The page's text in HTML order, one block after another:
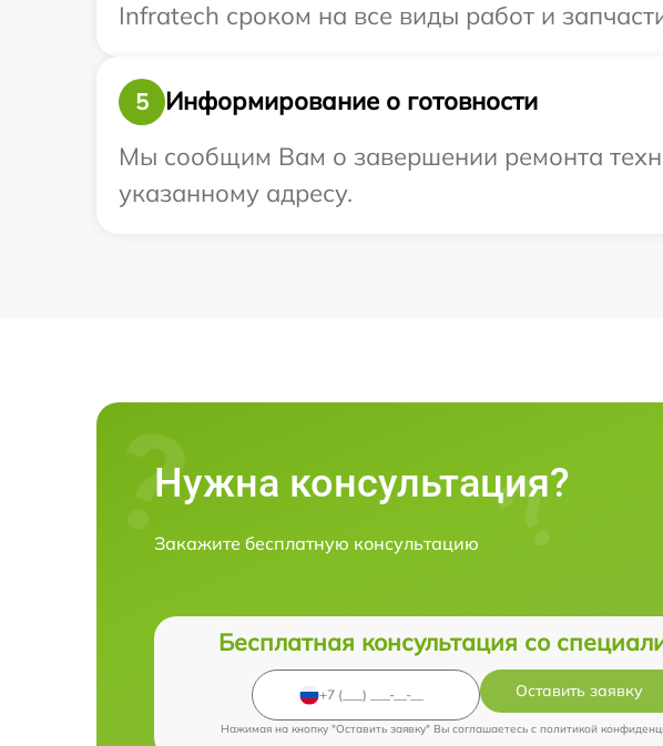
Infratech сроком на все виды работ и
5
Информирование о готовности
Мы сообщим Вам о завершении ремонта
указанному адресу.
Нужна консультация?
Закажите бесплатную консультацию
Бесплатная консультация со
Оставить заявку
Нажимая на кнопку "Оставить заявку" Вы соглашаетесь c политикой